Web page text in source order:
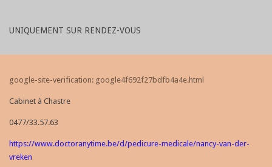
UNIQUEMENT SUR RENDEZ-VOUS
google-site-verification: google4f692f27bdfb4a4e.html
Cabinet à Chastre
0477/33.57.63
https://www.doctoranytime.be/d/pedicure-medicale/nancy-van-der-
vreken